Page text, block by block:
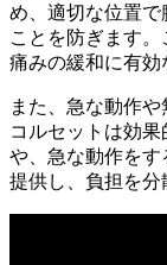
め、適切な位置
ことを防ぎます。
痛みの緩和に有効
また、急な動作
コルセットは効
や、急な動作を
提供し、負担を分